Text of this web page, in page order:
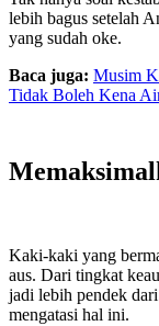
lebih bagus setelah
yang sudah oke.
Baca juga: Musim
Tidak Boleh Kena
Kaki-kaki yang
aus. Dari tingkat
jadi lebih pendek
mengatasi hal ini.